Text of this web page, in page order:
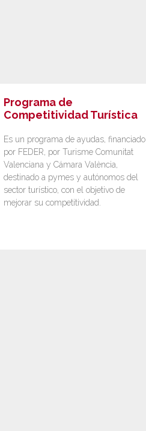
Programa de
Competitividad Turística
Es un programa de ayudas, financiado
por FEDER, por Turisme Comunitat
Valenciana y Cámara València,
destinado a pymes y autónomos del
sector turístico, con el objetivo de
mejorar su competitividad.